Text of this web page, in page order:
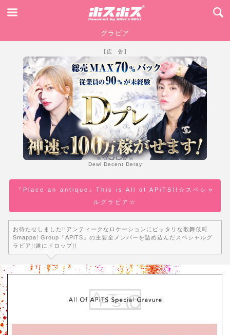
グラビア
【広 告】
Dewl Decent Deray
『Place an antique』This is All of APiTS!!☆スペシャ
ルグラビア☆
お待たせしました!!アンティークなロケーションにピッタリな歌舞伎町
Smappa! Group『APiTS』の主要全メンバーを詰め込んだスペシャルグ
ラビア!!遂にドロップ!!